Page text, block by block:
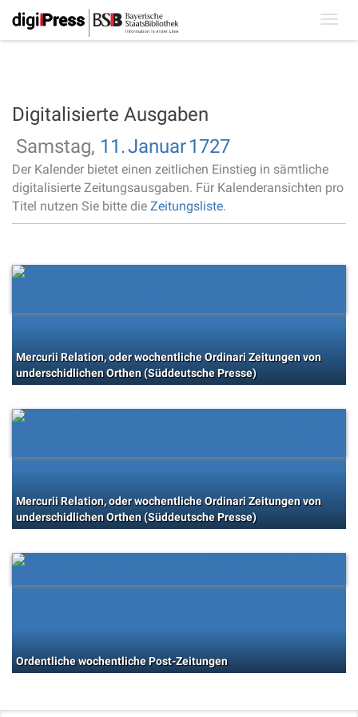
Digitalisierte Ausgaben
Samstag, 11.Januar1727
Der Kalender bietet einen zeitlichen Einstieg in sämtliche
digitalisierte Zeitungsausgaben. Für Kalenderansichten pro
Titel nutzen Sie bitte die Zeitungsliste.
Mercurii Relation, oder wochentliche Ordinari Zeitungen von
underschidlichen Orthen (Süddeutsche Presse)
Mercurii Relation, oder wochentliche Ordinari Zeitungen von
underschidlichen Orthen (Süddeutsche Presse)
Ordentliche wochentliche Post-Zeitungen